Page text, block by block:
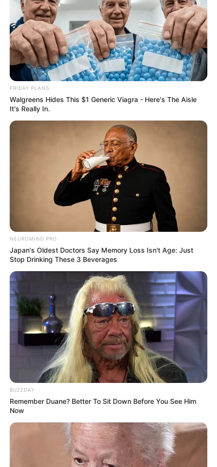
FRIDAY PLANS
Walgreens Hides This $1 Generic Viagra - Here's The Aisle
It's Really In.
NEUROMIND PRO
Japan's Oldest Doctors Say Memory Loss Isn't Age: Just
Stop Drinking These 3 Beverages
BUZZDAY
Remember Duane? Better To Sit Down Before You See Him
Now